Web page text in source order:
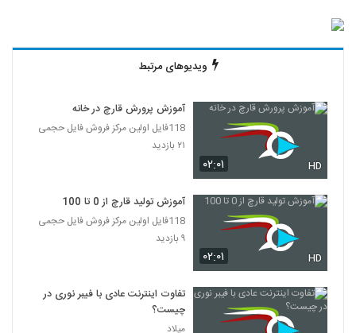
ویدیوهای مرتبط
۰۲:۰۱ HD
آموزش پرورش قارچ در خانه
118فایل اولین مرکز فروش فایل حجمی
۲۱ بازدید
۰۲:۰۱ HD
آموزش تولید قارچ از 0 تا 100
118فایل اولین مرکز فروش فایل حجمی
۹ بازدید
تفاوت اینترنت عادی با فیبر نوری در
چیست؟
میلاد